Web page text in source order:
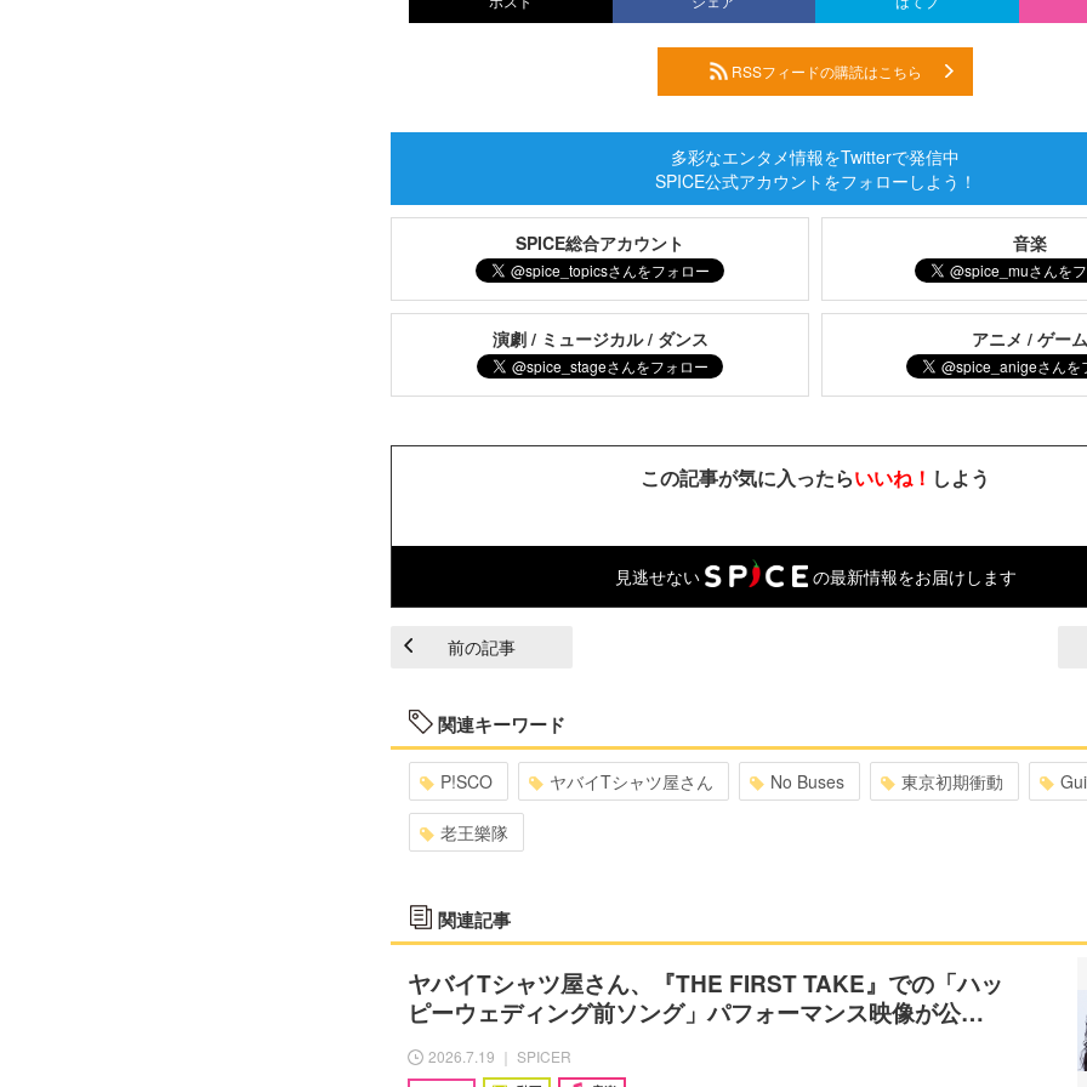
RSSフィードの購読はこちら
多彩なエンタメ情報をTwitterで発信中
SPICE公式アカウントをフォローしよう！
SPICE総合アカウント 音楽
演劇 / ミュージカル / ダンス アニメ / ゲー
この記事が気に入ったらいいね！ しよう
見逃せない の最新情報をお届けします
前の記事
関連キーワード
P!SCO ヤバイTシャツ屋さん No Buses 東京初期衝動
老王樂隊
関連記事
ヤバイTシャツ屋さん、『THE FIRST TAKE』での「ハッ
ピーウェディング前ソング」パフォーマンス映像が公…
2026.7.19 ｜ SPICER